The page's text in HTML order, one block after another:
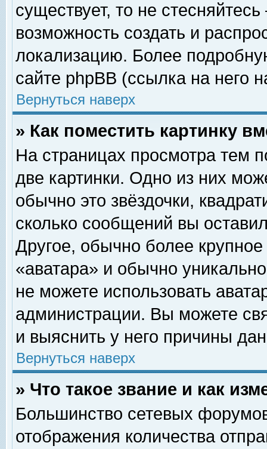
существует, то не
возможность создать и
локализацию. Более
сайте phpBB (ссылка на него
Вернуться наверх
» Как поместить картинку
На страницах просмотра тем
две картинки. Одно из них
обычно это звёздочки,
сколько сообщений вы
Другое, обычно более
«аватара» и обычно
не можете использовать
администрации. Вы можете
и выяснить у него причины
Вернуться наверх
» Что такое звание и как
Большинство сетевых
отображения количества